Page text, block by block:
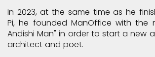
In 2023, at the same time as he
Pi, he founded ManOffice with the
Andishi Man" in order to start a new
architect and poet.